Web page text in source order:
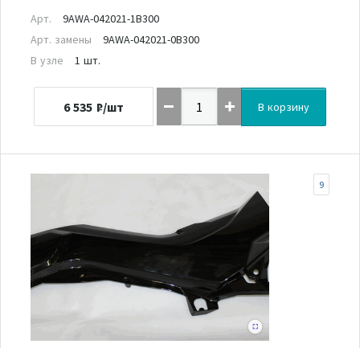
Арт.
9AWA-042021-1B300
Арт. замены
9AWA-042021-0B300
В узле
1 шт.
6 535 ₽/шт В корзину
9